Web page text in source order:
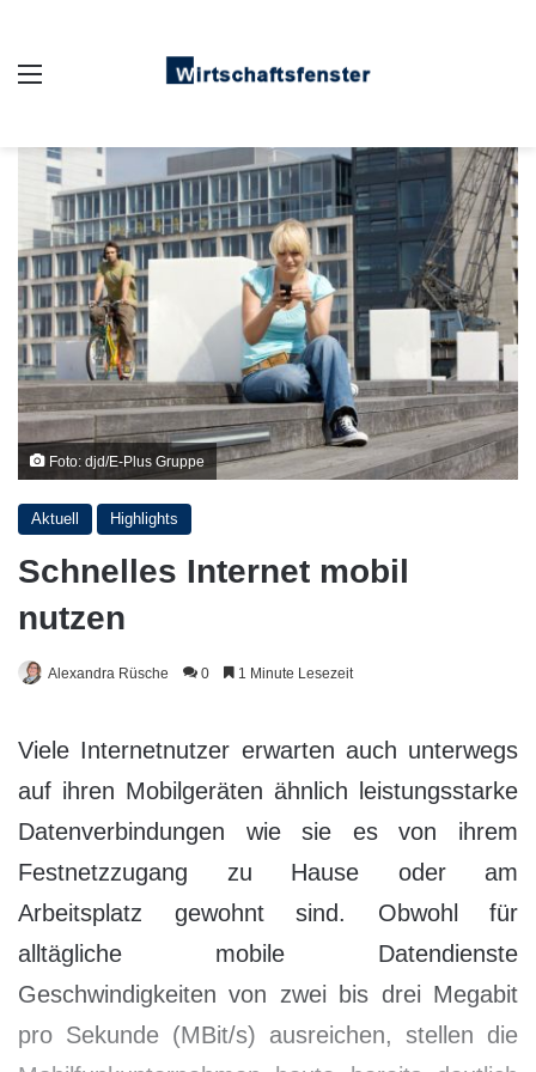
Foto: djd/E-Plus Gruppe
Aktuell Highlights
Schnelles Internet mobil
nutzen
Alexandra Rüsche 0 1 Minute Lesezeit
Viele Internetnutzer erwarten auch unterwegs
auf ihren Mobilgeräten ähnlich leistungsstarke
Datenverbindungen wie sie es von ihrem
Festnetzzugang zu Hause oder am
Arbeitsplatz gewohnt sind. Obwohl für
alltägliche mobile Datendienste
Geschwindigkeiten von zwei bis drei Megabit
pro Sekunde (MBit/s) ausreichen, stellen die